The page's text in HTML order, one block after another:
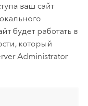
ваш сайт
будет работать в
который
Administrator